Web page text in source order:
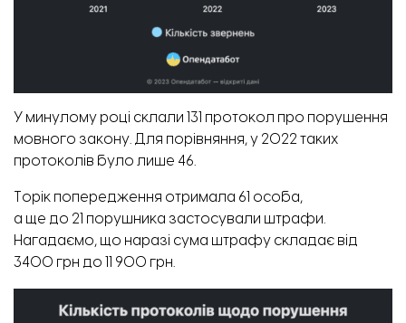
У минулому році склали 131 протокол про порушення
мовного закону. Для порівняння, у 2022 таких
протоколів було лише 46.
Торік попередження отримала 61 особа,
а ще до 21 порушника застосували штрафи.
Нагадаємо, що наразі сума штрафу складає від
3400 грн до 11 900 грн.